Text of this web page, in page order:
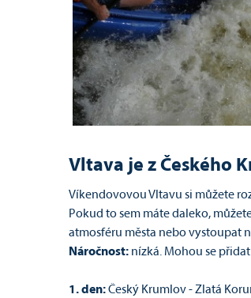
Vltava je z Českého
Víkendovovou Vltavu si můžete
Pokud to sem máte daleko,
atmosféru města nebo vystoupat
Náročnost: nízká. Mohou se
1. den:Český Krumlov - Zlatá